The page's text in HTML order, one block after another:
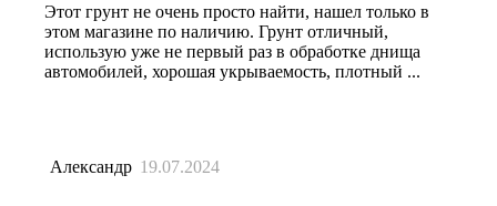
Этот грунт не очень просто найти, нашел только в
этом магазине по наличию. Грунт отличный,
использую уже не первый раз в обработке днища
автомобилей, хорошая укрываемость, плотный ...
Александр 19.07.2024